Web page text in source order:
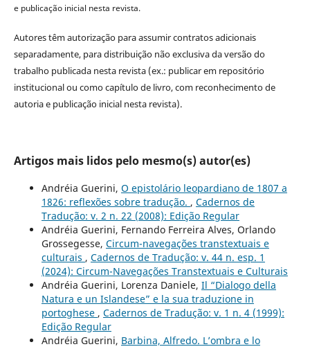
e publicação inicial nesta revista.
Autores têm autorização para assumir contratos adicionais
separadamente, para distribuição não exclusiva da versão do
trabalho publicada nesta revista (ex.: publicar em repositório
institucional ou como capítulo de livro, com reconhecimento de
autoria e publicação inicial nesta revista).
Artigos mais lidos pelo mesmo(s) autor(es)
Andréia Guerini, O epistolário leopardiano de 1807 a
1826: reflexões sobre tradução. , Cadernos de
Tradução: v. 2 n. 22 (2008): Edição Regular
Andréia Guerini, Fernando Ferreira Alves, Orlando
Grossegesse, Circum-navegações transtextuais e
culturais , Cadernos de Tradução: v. 44 n. esp. 1
(2024): Circum-Navegações Transtextuais e Culturais
Andréia Guerini, Lorenza Daniele, Il “Dialogo della
Natura e un Islandese” e la sua traduzione in
portoghese , Cadernos de Tradução: v. 1 n. 4 (1999):
Edição Regular
Andréia Guerini, Barbina, Alfredo. L’ombra e lo